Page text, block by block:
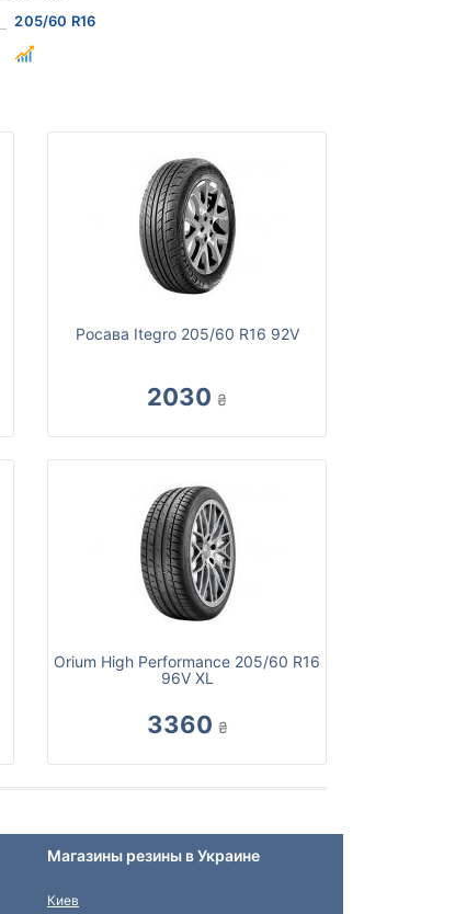
205/60 R16
Росава Itegro 205/60 R16 92V
2030 ₴
Orium High Performance 205/60 R16
96V XL
3360 ₴
Магазины резины в Украине
Киев